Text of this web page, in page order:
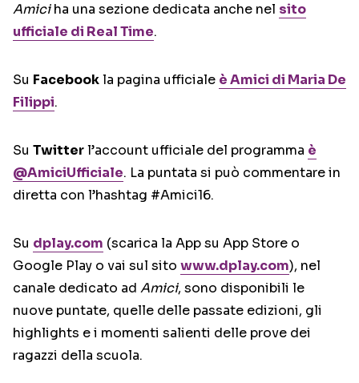
Amiciha una sezione dedicata anche nel sito
ufficiale di Real Time.
Su Facebookla pagina ufficiale è Amici di Maria De
Filippi.
Su Twitterl’account ufficiale del programma è
@AmiciUfficiale. La puntata si può commentare in
diretta con l’hashtag #Amici16.
Su dplay.com (scarica la App su App Store o
Google Play o vai sul sito www.dplay.com), nel
canale dedicato ad Amici, sono disponibili le
nuove puntate, quelle delle passate edizioni, gli
highlights e i momenti salienti delle prove dei
ragazzi della scuola.